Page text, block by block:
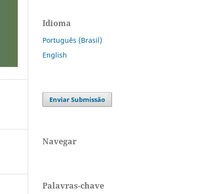
Idioma
Português (Brasil)
English
Enviar Submissão
Navegar
Palavras-chave